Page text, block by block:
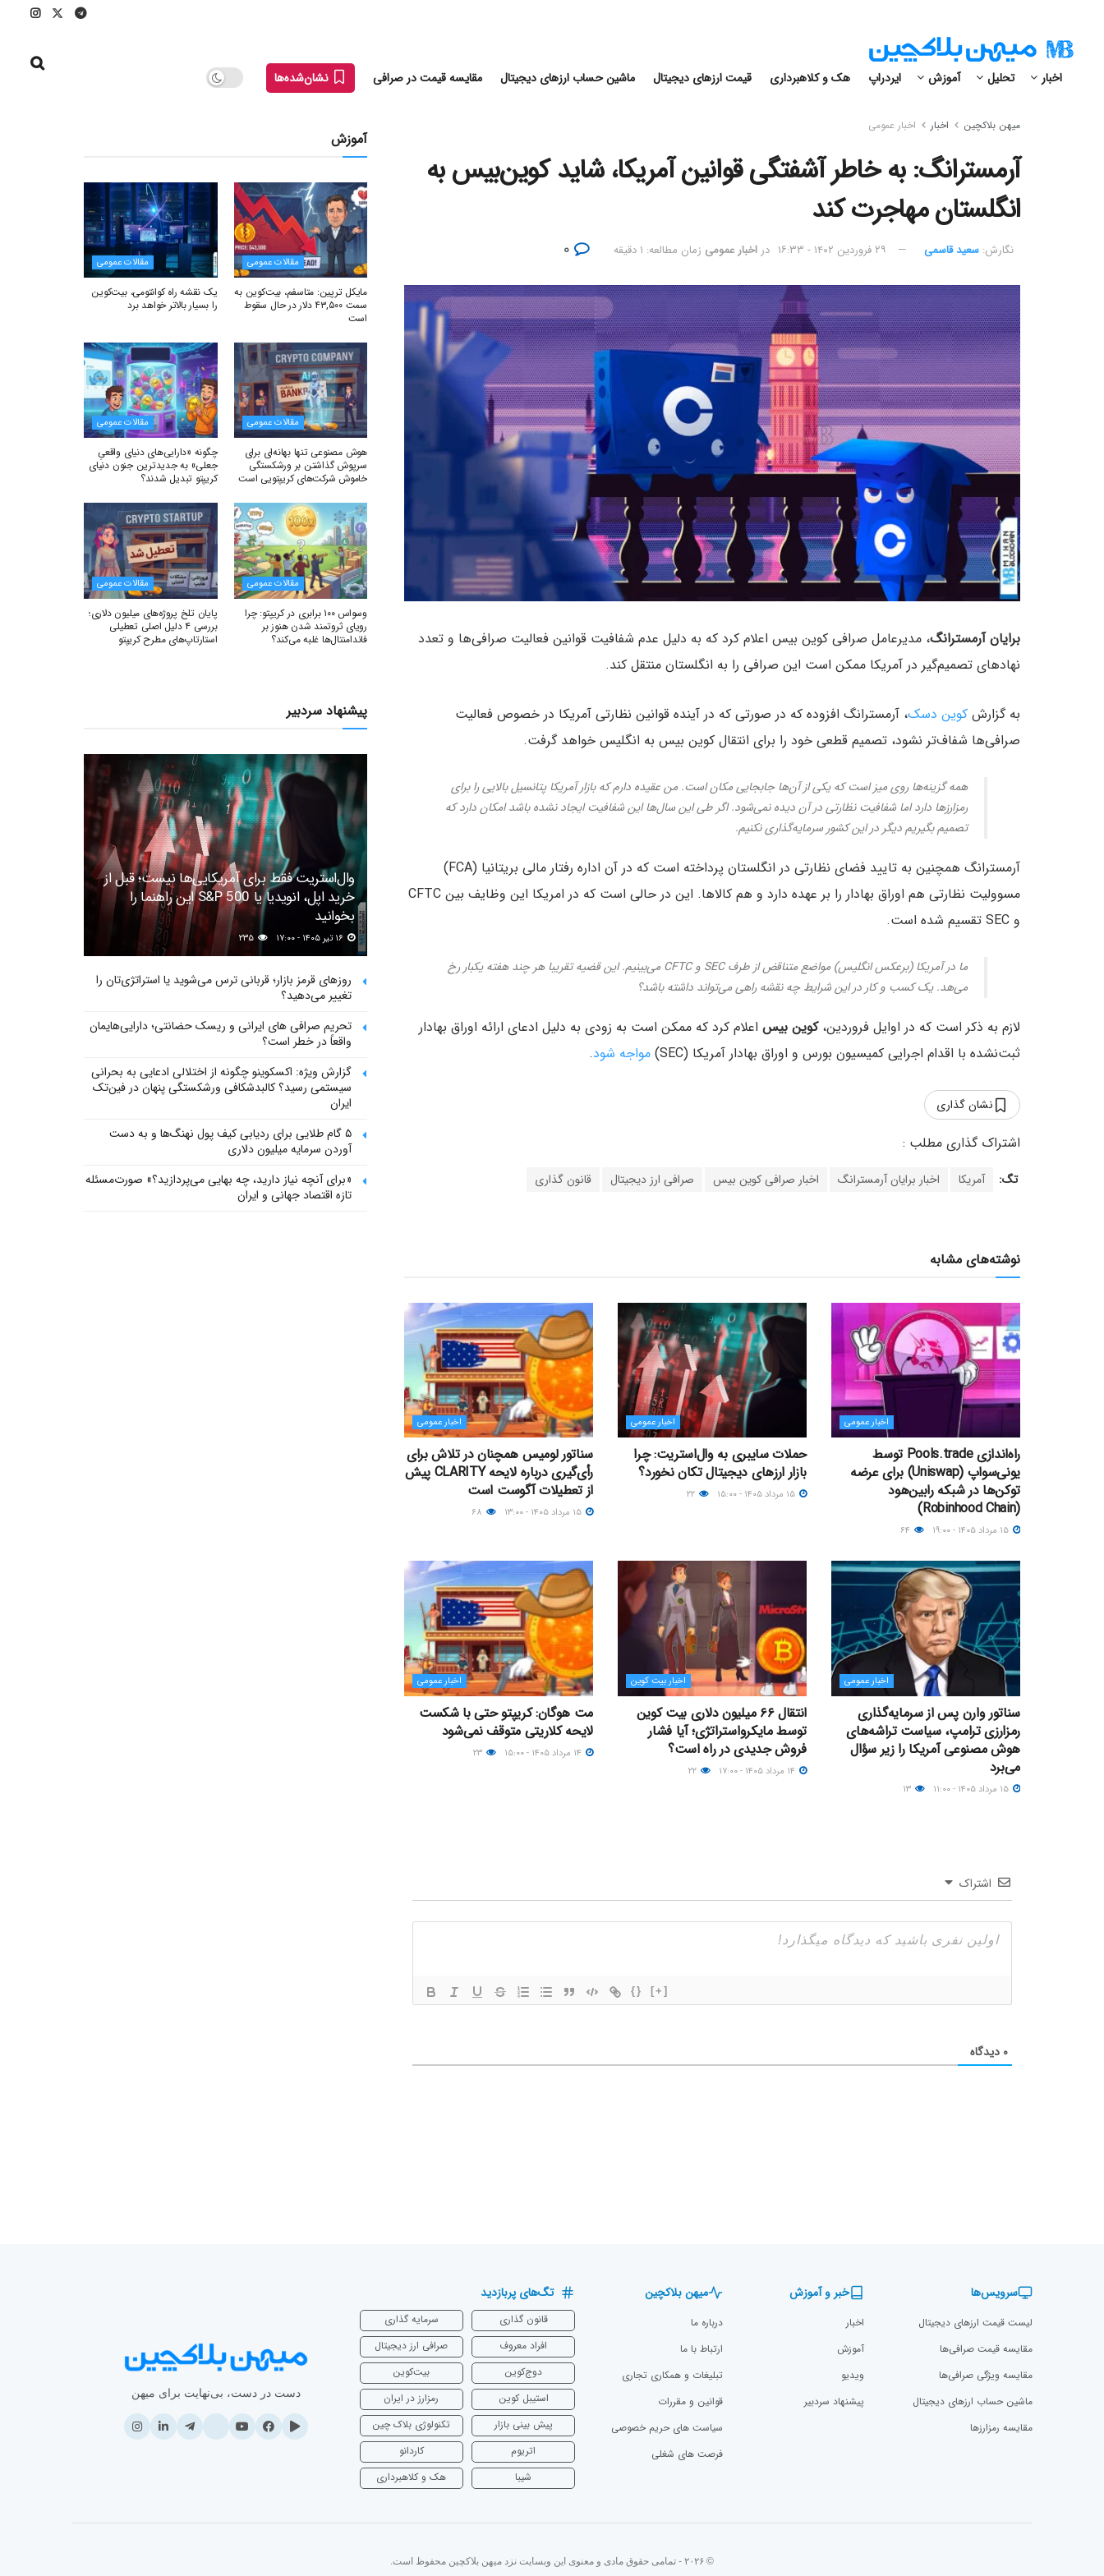
اخبار تحلیل آموزش ایردراپ هک و کلاهبرداری قیمت ارزهای دیجیتال ماشین حساب ارزهای دیجیتال مقایسه قیمت در صرافی نشان‌شده‌ها
میهن بلاکچین اخبار اخبار عمومی
آرمسترانگ: به خاطر آشفتگی قوانین آمریکا، شاید کوین‌بیس به
انگلستان مهاجرت کند
نگارش:‌ سعید قاسمی ۲۹ فروردین ۱۴۰۲ - ۱۶:۳۳ در اخبار عمومی زمان مطالعه: ۱ دقیقه
برایان آرمسترانگ، مدیرعامل صرافی کوین بیس اعلام کرد که به دلیل عدم شفافیت قوانین فعالیت صرافی‌ها و تعدد
نهادهای تصمیم‌گیر در آمریکا ممکن است این صرافی را به انگلستان منتقل کند.
به گزارش کوین دسک، آرمسترانگ افزوده که در صورتی که در آینده قوانین نظارتی آمریکا در خصوص فعالیت
صرافی‌ها شفاف‌تر نشود، تصمیم قطعی خود را برای انتقال کوین بیس به انگلیس خواهد گرفت.
همه گزینه‌ها روی میز است که یکی از آن‌ها جابجایی مکان است. من عقیده دارم که بازار آمریکا پتانسیل بالایی را برای
رمزارزها دارد اما شفافیت نظارتی در آن دیده نمی‌شود. اگر طی این سال‌ها این شفافیت ایجاد نشده باشد امکان دارد که
تصمیم بگیریم دیگر در این کشور سرمایه‌گذاری نکنیم.
آرمسترانگ همچنین به تایید فضای نظارتی در انگلستان پرداخته است که در آن اداره رفتار مالی بریتانیا (FCA)
مسوولیت نظارتی هم اوراق بهادار را بر عهده دارد و هم کالاها. این در حالی است که در امریکا این وظایف بین CFTC
و SEC تقسیم شده است.
ما در آمریکا (برعکس انگلیس) مواضع متناقض از طرف SEC و CFTC می‌بینیم. این قضیه تقریبا هر چند هفته یکبار رخ
می‌هد. یک کسب و کار در این شرایط چه نقشه راهی می‌تواند داشته باشد؟
لازم به ذکر است که در اوایل فروردین،کوین بیس اعلام کرد که ممکن است به زودی به دلیل ادعای ارائه اوراق بهادار
ثبت‌نشده با اقدام اجرایی کمیسیون بورس و اوراق بهادار آمریکا (SEC)
مواجه شود.
نشان گذاری
تگ: آمریکا اخبار برایان آرمسترانگ اخبار صرافی کوین بیس صرافی ارز دیجیتال قانون گذاری
نوشته‌های مشابه
اخبار عمومی
راه‌اندازی Pools.trade توسط
یونی‌سواپ (Uniswap) برای عرضه
توکن‌ها در شبکه رابین‌هود
(Robinhood Chain)
اخبار عمومی
حملات سایبری به وال‌استریت: چرا
بازار ارزهای دیجیتال تکان نخورد؟
اخبار عمومی
سناتور لومیس همچنان در تلاش برای
رأی‌گیری درباره لایحه CLARITY پیش
از تعطیلات آگوست است
اخبار عمومی
سناتور وارن پس از سرمایه‌گذاری
رمزارزی ترامپ، سیاست تراشه‌های
هوش مصنوعی آمریکا را زیر سؤال
می‌برد
اخبار بیت کوین
انتقال ۶۶ میلیون دلاری بیت کوین
توسط مایکرواستراتژی؛ آیا فشار
فروش جدیدی در راه است؟
اخبار عمومی
مت هوگان: کریپتو حتی با شکست
لایحه کلاریتی متوقف نمی‌شود
اشتراک
{} [+]
۰ دیدگاه
آموزش
مقالات عمومی
مایکل ترپین: متاسفم، بیت‌کوین به
سمت ۴۳,۵۰۰ دلار در حال سقوط
است
مقالات عمومی
یک نقشه راه کوانتومی، بیت‌کوین
را بسیار بالاتر خواهد برد
مقالات عمومی
هوش مصنوعی تنها بهانه‌ای برای
سرپوش گذاشتن بر ورشکستگی
خاموش شرکت‌های کریپتویی است
مقالات عمومی
چگونه «دارایی‌های دنیای واقعیِ
جعلی» به جدیدترین جنون دنیای
کریپتو تبدیل شدند؟
مقالات عمومی
وسواس ۱۰۰ برابری در کریپتو: چرا
رویای ثروتمند شدن هنوز بر
فاندامنتال‌ها غلبه می‌کند؟
مقالات عمومی
پایان تلخ پروژه‌های میلیون دلاری؛
بررسی ۴ دلیل اصلی تعطیلی
استارتاپ‌های مطرح کریپتو
پیشنهاد سردبیر
وال‌استریت فقط برای آمریکایی‌ها نیست؛ قبل از
خرید اپل، انویدیا یا S&P 500 این راهنما را
بخوانید
روزهای قرمز بازار؛ قربانی ترس می‌شوید یا استراتژی‌تان را
تغییر می‌دهید؟
تحریم صرافی های ایرانی و ریسک حضانتی؛ دارایی‌هایمان
واقعاً در خطر است؟
گزارش ویژه: اکسکوینو چگونه از اختلالی ادعایی به بحرانی
سیستمی رسید؟ کالبدشکافی ورشکستگی پنهان در فین‌تک
ایران
۵ گام طلایی برای ردیابی کیف پول‌ نهنگ‌ها و به دست
آوردن سرمایه میلیون دلاری
«برای آنچه نیاز دارید، چه بهایی می‌پردازید؟» صورت‌مسئله
تازه اقتصاد جهانی و ایران
سرویس‌ها
لیست قیمت ارزهای دیجیتال
مقایسه قیمت صرافی‌ها
مقایسه ویژگی صرافی‌ها
ماشین حساب ارزهای دیجیتال
مقایسه رمزارز‌ها
خبر و آموزش
اخبار
آموزش
ویدیو
پیشنهاد سردبیر
میهن بلاکچین
درباره ما
ارتباط با ما
تبلیغات و همکاری تجاری
قوانین و مقررات
سیاست های حریم خصوصی
فرصت های شغلی
تگ‌های پربازدید
قانون گذاری
سرمایه‌ گذاری
افراد معروف
صرافی ارز دیجیتال
دوج‌کوین
بیت‌کوین
استیبل کوین
رمزارز در ایران
پیش بینی بازار
تکنولوژی بلاک چین
اتریوم
‌کاردانو
شیبا
هک و کلاهبرداری
دست در دست، بی‌نهایت برای میهن
© ۲۰۲۶ - تمامی حقوق مادی و معنوی این وبسایت نزد میهن بلاکچین محفوظ است.